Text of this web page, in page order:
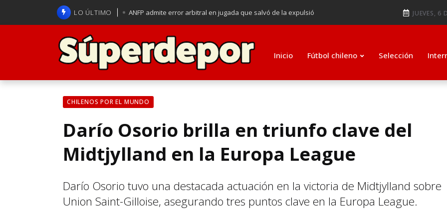
LO ÚLTIMO ANFP admite error arbitral en jugada que salvó de la expulsió
La U se aferra a la esperanza de clasificar a octavos de
Brasil anuncia a Carlo Ancelotti como su nuevo entrenador para
JUEVES, 6
Inicio Fútbol chileno Selección
CHILENOS POR EL MUNDO
Darío Osorio brilla en triunfo clave del
Midtjylland en la Europa League
Darío Osorio tuvo una destacada actuación en la victoria de Midtjylland sobre
Union Saint-Gilloise, asegurando tres puntos clave en la Europa League.